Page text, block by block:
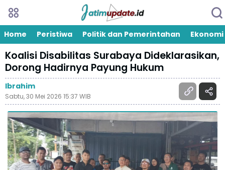
Home Peristiwa Politik dan Pemerintahan Ekonomi
Koalisi Disabilitas Surabaya Dideklarasikan,
Dorong Hadirnya Payung Hukum
Ibrahim
Sabtu, 30 Mei 2026 15:37 WIB